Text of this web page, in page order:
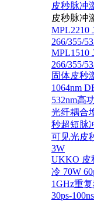
皮秒脉冲
皮秒脉冲
​MPL2210
266/355/
MPL1510
266/355/
固体皮秒
1064nm
532nm高
光纤耦合
秒超短脉
可见光皮
3W
UKKO 皮
冷 70W
1GHz重
30ps-100ns